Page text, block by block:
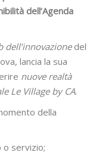
dell’Agenda
dell’innovazionedel
lancia la sua
nuove realtà
Le Village by CA.
della
servizio;